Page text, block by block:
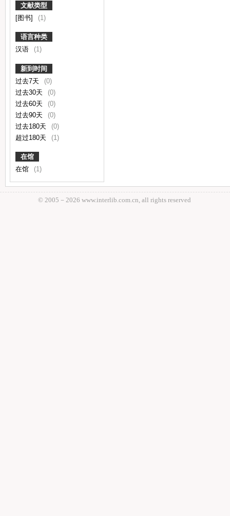
文献类型
[图书]
(1)
语言种类
汉语
(1)
新到时间
过去7天
(0)
过去30天
(0)
过去60天
(0)
过去90天
(0)
过去180天
(0)
超过180天
(1)
在馆
在馆
(1)
© 2005－ 2026 www.interlib.com.cn, all rights reserved